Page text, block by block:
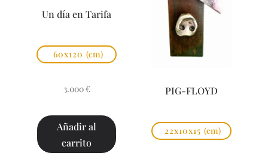
Un día en Tarifa
60x120 (cm)
3.000 €
Añadir al
carrito
PIG-FLOYD
22x10x15 (cm)